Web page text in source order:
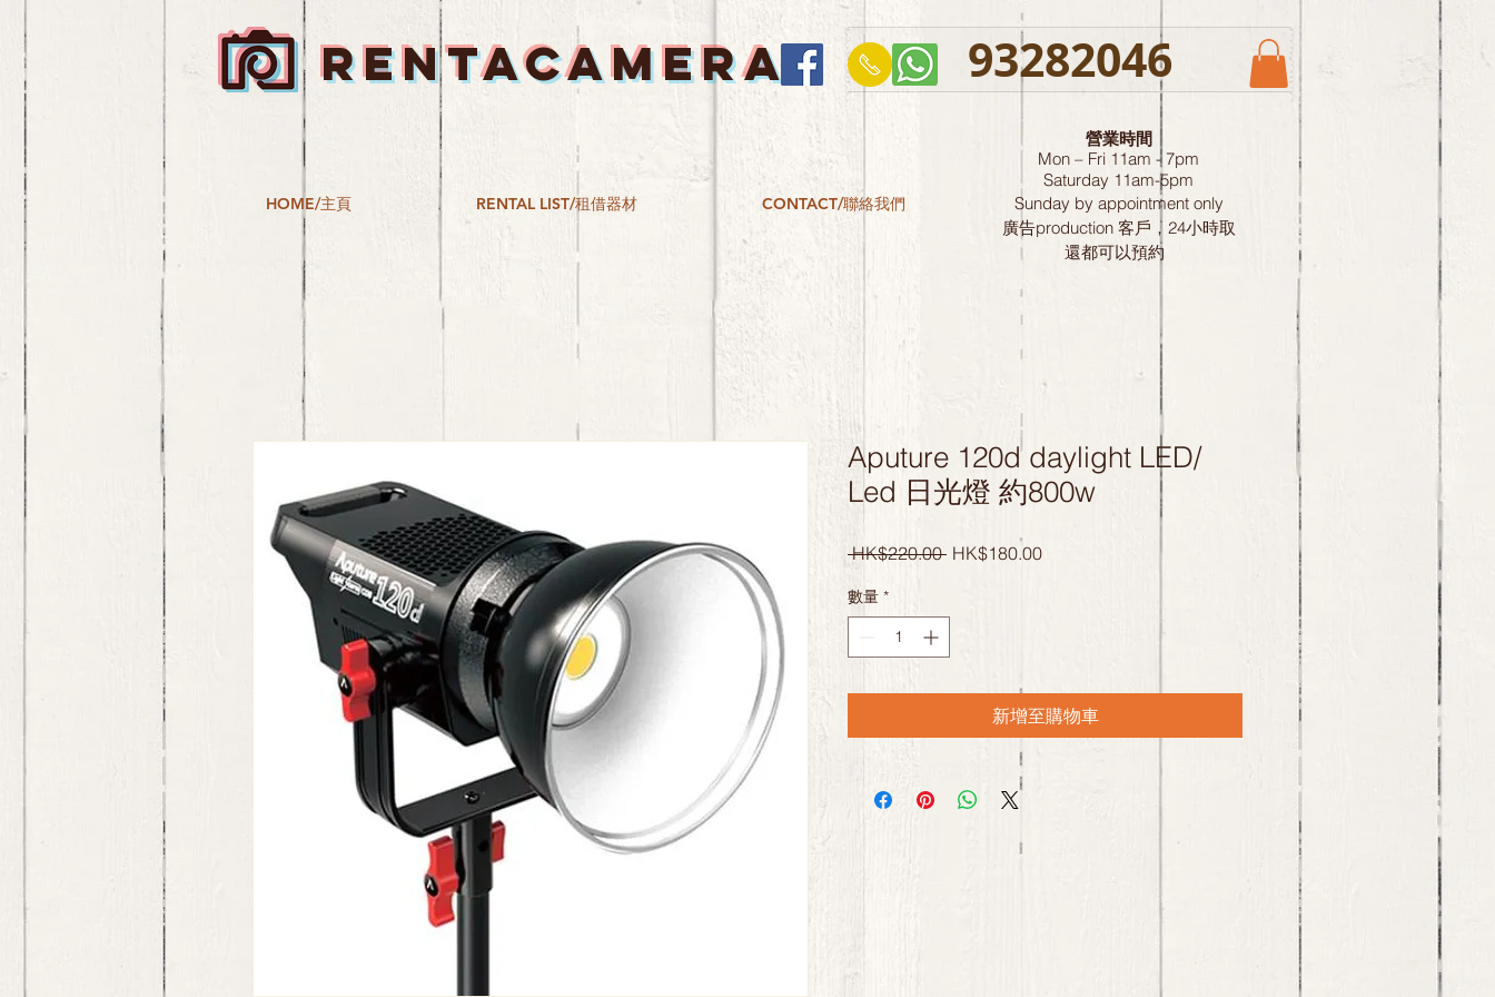
RENTACAMERA 93282046
HOME/主頁 RENTAL LIST/租借器材 CONTACT/聯絡我們
營業時間
Mon – Fri 11am - 7pm
Saturday 11am-5pm
Sunday by appointment only
廣告production 客戶，24小時取
還都可以預約
Aputure 120d daylight LED/
Led 日光燈 約800w
HK$220.00 一HK$180.00促
數量 *
新增至購物車